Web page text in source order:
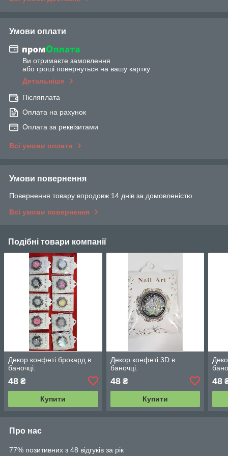
Умови оплати
Ви отримаєте замовлення
або гроші повернуться на вашу картку
Детальніше
Післяплата
Оплата на рахунок
Оплата за реквізитами
Всі умови оплати
Умови повернення
Повернення товару впродовж 14 днів за домовленістю
Всі умови повернення
Подібні товари компанії
Декор конфеті брокард в
баночці.
48 ₴
Купити
Декор конфеті 3D в
баночці.
48₴
Купити
48
Про нас
77% позитивних з 48 відгуків за рік